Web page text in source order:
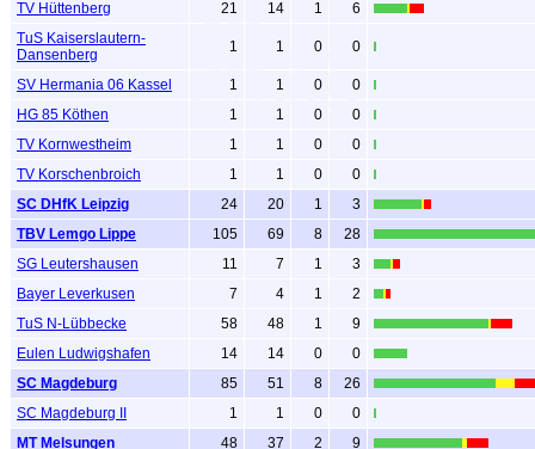
TV Hüttenberg
21 14 1
6
TuS Kaiserslautern-
Dansenberg
1 1 0 0
SV Hermania 06 Kassel 1 1 0
0
HG 85 Köthen
1 1 0
0
TV Kornwestheim
1 1 0
0
TV Korschenbroich
1 1 0
0
SC DHfK Leipzig
24 20 1
3
TBV Lemgo Lippe
105 69 8
28
SG Leutershausen
11 7 1
3
Bayer Leverkusen
7 4 1
2
TuS N-Lübbecke
58 48 1
9
Eulen Ludwigshafen
14 14 0
0
SC Magdeburg
85 51 8
26
SC Magdeburg II
1 1 0
0
MT Melsungen
48 37 2
9